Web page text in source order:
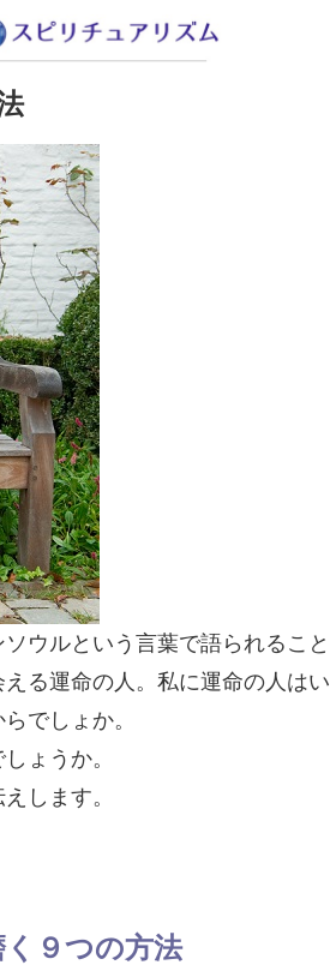
ウルという言葉で語られること
る運命の人。私に運命の人はい
でしょか。
ょうか。
します。
９つの方法